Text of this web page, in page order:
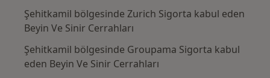
Şehitkamil bölgesinde Zurich Sigorta kabul eden
Beyin Ve Sinir Cerrahları
Şehitkamil bölgesinde Groupama Sigorta kabul
eden Beyin Ve Sinir Cerrahları